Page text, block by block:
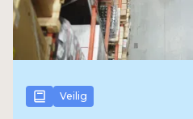
Veilig